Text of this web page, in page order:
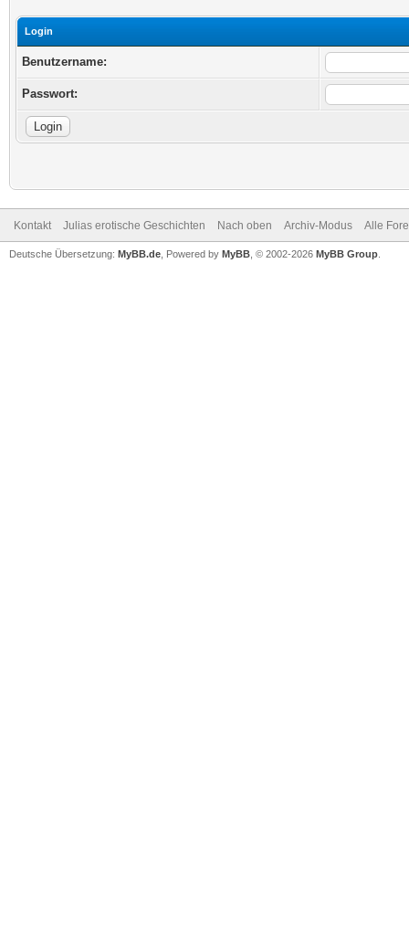
Login
Benutzername:
Passwort:
Kontakt Julias erotische Geschichten Nach oben Archiv-Modus Alle
Deutsche Übersetzung: MyBB.de , Powered by MyBB , © 2002-2026 MyBB Group